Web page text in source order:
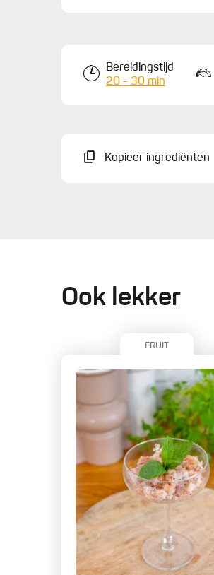
Bereidingstijd
20 - 30 min
Kopieer ingrediënten
Ook lekker
FRUIT